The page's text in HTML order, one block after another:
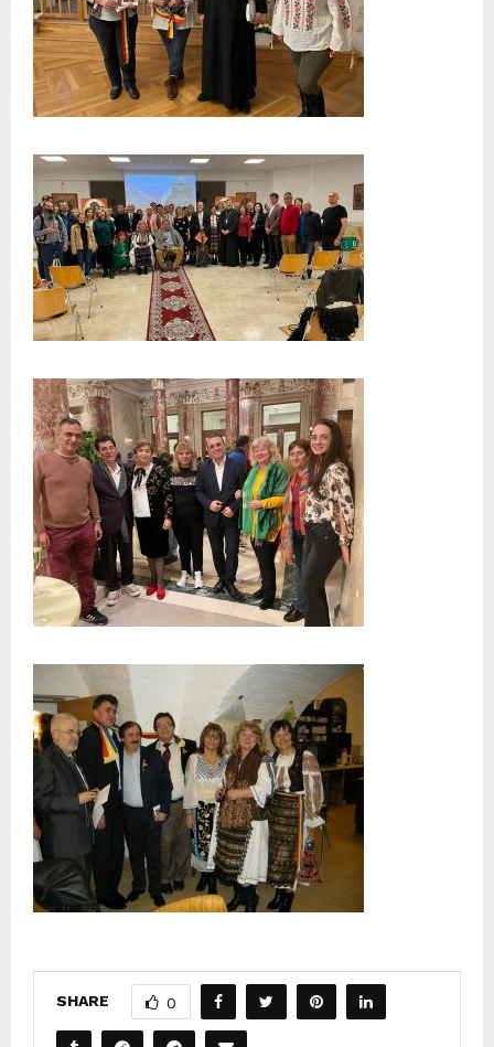
SHARE 0